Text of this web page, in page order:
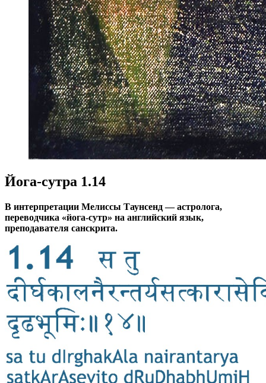
Йога-сутра 1.14
В интерпретации Мелиссы Таунсенд — астролога,
переводчика «йога-сутр» на английский язык,
преподавателя санскрита.